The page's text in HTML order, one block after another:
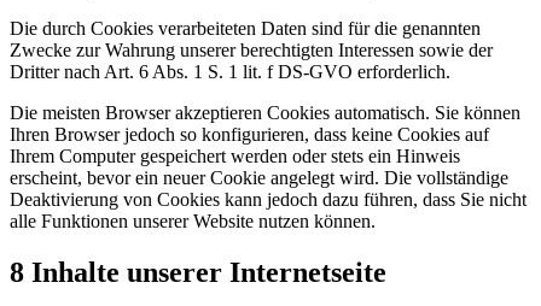
Die durch Cookies verarbeiteten Daten sind für die genannten
Zwecke zur Wahrung unserer berechtigten Interessen sowie der
Dritter nach Art. 6 Abs. 1 S. 1 lit. f DS-GVO erforderlich.
Die meisten Browser akzeptieren Cookies automatisch. Sie können
Ihren Browser jedoch so konfigurieren, dass keine Cookies auf
Ihrem Computer gespeichert werden oder stets ein Hinweis
erscheint, bevor ein neuer Cookie angelegt wird. Die vollständige
Deaktivierung von Cookies kann jedoch dazu führen, dass Sie nicht
alle Funktionen unserer Website nutzen können.
8 Inhalte unserer Internetseite